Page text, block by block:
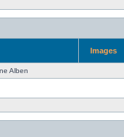
Images
Alben